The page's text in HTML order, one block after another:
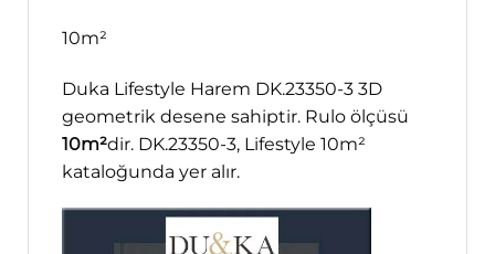
10m²
Duka Lifestyle Harem DK.23350-3 3D
geometrik desene sahiptir. Rulo ölçüsü
10m²dir. DK.23350-3, Lifestyle 10m²
kataloğunda yer alır.